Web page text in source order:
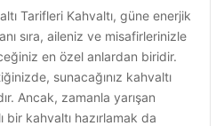
Tarifleri Kahvaltı, güne enerjik
sıra, aileniz ve misafirlerinizle
en özel anlardan biridir.
sunacağınız kahvaltı
Ancak, zamanla yarışan
bir kahvaltı hazırlamak da